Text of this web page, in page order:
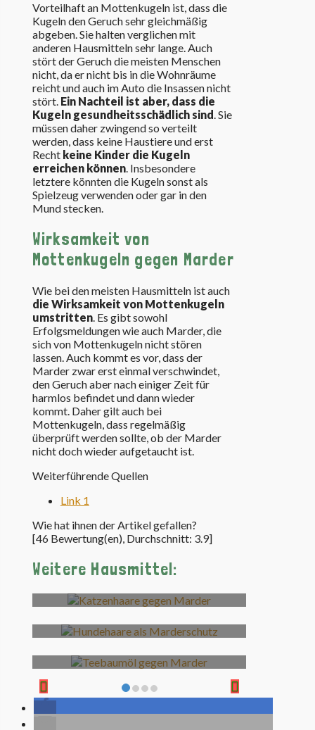
Vorteilhaft an Mottenkugeln ist, dass die
Kugeln den Geruch sehr gleichmäßig
abgeben. Sie halten verglichen mit
anderen Hausmitteln sehr lange. Auch
stört der Geruch die meisten Menschen
nicht, da er nicht bis in die Wohnräume
reicht und auch im Auto die Insassen nicht
stört. Ein Nachteil ist aber, dass die
Kugeln gesundheitsschädlich sind. Sie
müssen daher zwingend so verteilt
werden, dass keine Haustiere und erst
Recht keine Kinder die Kugeln
erreichen können. Insbesondere
letztere könnten die Kugeln sonst als
Spielzeug verwenden oder gar in den
Mund stecken.
Wirksamkeit von
Mottenkugeln gegen Marder
Wie bei den meisten Hausmitteln ist auch
die Wirksamkeit von Mottenkugeln
umstritten. Es gibt sowohl
Erfolgsmeldungen wie auch Marder, die
sich von Mottenkugeln nicht stören
lassen. Auch kommt es vor, dass der
Marder zwar erst einmal verschwindet,
den Geruch aber nach einiger Zeit für
harmlos befindet und dann wieder
kommt. Daher gilt auch bei
Mottenkugeln, dass regelmäßig
überprüft werden sollte, ob der Marder
nicht doch wieder aufgetaucht ist.
Weiterführende Quellen
Link 1
Wie hat ihnen der Artikel gefallen?
[46Bewertung(en), Durchschnitt: 3.9]
Weitere Hausmittel: